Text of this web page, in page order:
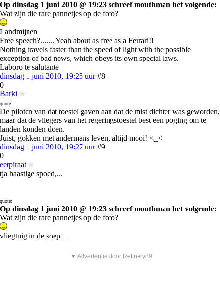
Op dinsdag 1 juni 2010 @ 19:23 schreef mouthman het volgende:
Wat zijn die rare pannetjes op de foto?
Landmijnen
Free speech?....... Yeah about as free as a Ferrari!!
Nothing travels faster than the speed of light with the possible
exception of bad news, which obeys its own special laws.
Laboro te salutante
dinsdag 1 juni 2010, 19:25 uur #8
0
Barki
quote:
De piloten van dat toestel gaven aan dat de mist dichter was geworden,
maar dat de vliegers van het regeringstoestel best een poging om te
landen konden doen.
Juist, gokken met andermans leven, altijd mooi! <_<
dinsdag 1 juni 2010, 19:27 uur #9
0
eetpiraat
tja haastige spoed,...
quote:
Op dinsdag 1 juni 2010 @ 19:23 schreef mouthman het volgende:
Wat zijn die rare pannetjes op de foto?
vliegtuig in de soep ....
▼ Advertentie door Refinery89